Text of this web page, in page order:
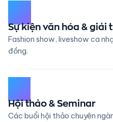
04
Sự kiện văn hóa & giải
Fashion show, liveshow ca
đồng.
05
Hội thảo & Seminar
Các buổi hội thảo chuyên